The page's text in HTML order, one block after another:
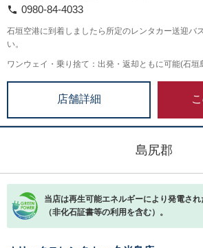
0980-84-4033
石垣空港に到着しましたら所定のレンタカー送迎バ
い。
ワンウェイ・乗り捨て：出発・返却ともに可能(石垣
店舗詳細
島尻郡
当店は再生可能エネルギーにより発電さ
（非化石証書等の利用を含む）。